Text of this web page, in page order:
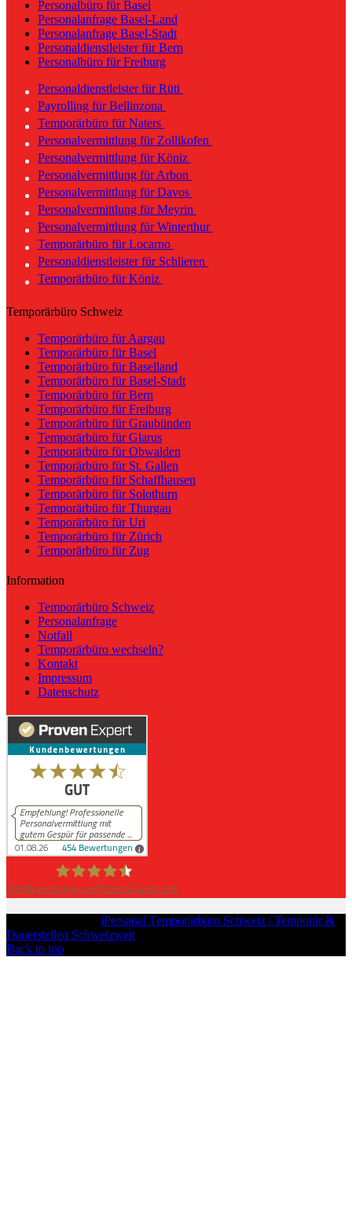
Personalbüro für Basel
Personalanfrage Basel-Land
Personalanfrage Basel-Stadt
Personaldienstleister für Bern
Personalbüro für Freiburg
Personaldienstleister für Rüti
Payrolling für Bellinzona
Temporärbüro für Naters
Personalvermittlung für Zollikofen
Personalvermittlung für Köniz
Personalvermittlung für Arbon
Personalvermittlung für Davos
Personalvermittlung für Meyrin
Personalvermittlung für Winterthur
Temporärbüro für Locarno
Personaldienstleister für Schlieren
Temporärbüro für Köniz
Temporärbüro Schweiz
Temporärbüro für Aargau
Temporärbüro für Basel
Temporärbüro für Baselland
Temporärbüro für Basel-Stadt
Temporärbüro für Bern
Temporärbüro für Freiburg
Temporärbüro für Graubünden
Temporärbüro für Glarus
Temporärbüro für Obwalden
Temporärbüro für St. Gallen
Temporärbüro für Schaffhausen
Temporärbüro für Solothurn
Temporärbüro für Thurgau
Temporärbüro für Uri
Temporärbüro für Zürich
Temporärbüro für Zug
Information
Temporärbüro Schweiz
Personalanfrage
Notfall
Temporärbüro wechseln?
Kontakt
Impressum
Datenschutz
454 Bewertungen auf ProvenExpert.com
iPersonal Temporärbüro Schweiz | Temporär &
Dauerstellen Schweizweit
Back to top